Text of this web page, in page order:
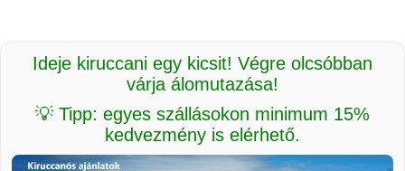
Ideje kiruccani egy kicsit! Végre olcsóbban
várja álomutazása!
💡 Tipp: egyes szállásokon minimum 15%
kedvezmény is elérhető.